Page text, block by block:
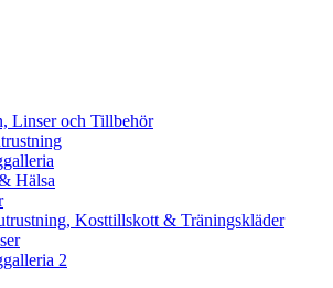
Linser och Tillbehör
Hälsa
Kosttillskott & Träningskläder
2